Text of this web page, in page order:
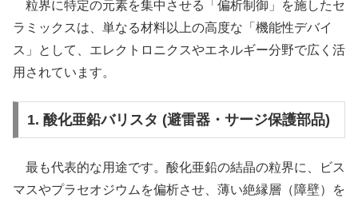
粒界に特定の元素を集中させる「偏析制御」を施したセ
ラミックスは、単なる材料以上の高度な「機能性デバイ
ス」として、エレクトロニクスやエネルギー分野で広く活
用されています。
1. 酸化亜鉛バリスタ (避雷器・サージ保護部品)
最も代表的な用途です。酸化亜鉛の結晶の粒界に、ビス
マスやプラセオジウムを偏析させ、薄い絶縁層（障壁）を